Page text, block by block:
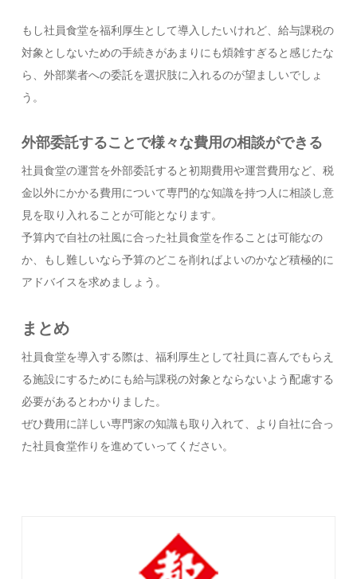
もし社員食堂を福利厚生として導入したいけれど、給与課税の
対象としないための手続きがあまりにも煩雑すぎると感じたな
ら、外部業者への委託を選択肢に入れるのが望ましいでしょ
う。
外部委託することで様々な費用の相談ができる
社員食堂の運営を外部委託すると初期費用や運営費用など、税
金以外にかかる費用について専門的な知識を持つ人に相談し意
見を取り入れることが可能となります。
予算内で自社の社風に合った社員食堂を作ることは可能なの
か、もし難しいなら予算のどこを削ればよいのかなど積極的に
アドバイスを求めましょう。
まとめ
社員食堂を導入する際は、福利厚生として社員に喜んでもらえ
る施設にするためにも給与課税の対象とならないよう配慮する
必要があるとわかりました。
ぜひ費用に詳しい専門家の知識も取り入れて、より自社に合っ
た社員食堂作りを進めていってください。